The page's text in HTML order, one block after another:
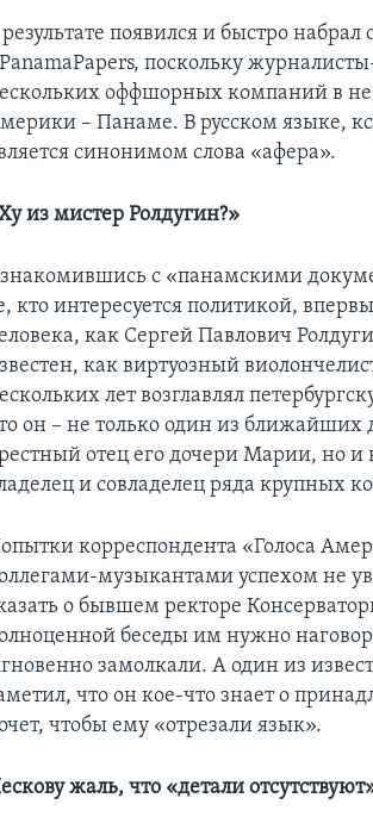
появился и быстро
поскольку
оффшорных компаний в
– Панаме. В русском языке,
синонимом слова «афера».
из мистер Ролдугин?»
с «панамскими
кто интересуется политикой,
как Сергей Павлович
как виртуозный
лет возглавлял
он – не только один из ближайших
отец его дочери Марии, но и
и совладелец ряда крупных
корреспондента «Голоса
музыкантами успехом не
о бывшем ректоре
беседы им нужно
замолкали. А один из
что он кое-что знает о
чтобы ему «отрезали язык».
жаль, что «детали